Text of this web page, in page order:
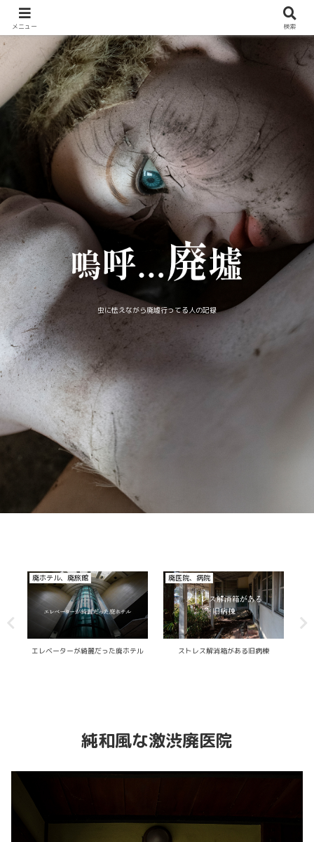
虫に怯えながら廃墟行ってる人の記録
廃医院、病院
かつてはブロンズ像で賑わってた廃医
その他
石膏像が並ぶ廃工場
純和風な激渋廃医院
メニュー 検索